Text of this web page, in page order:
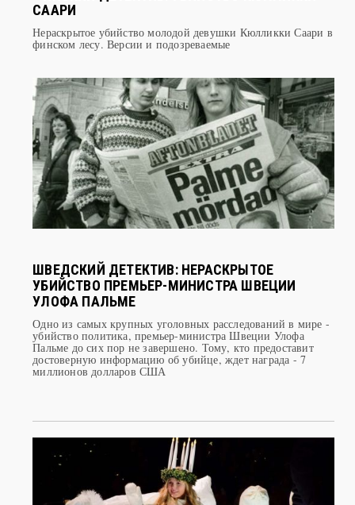
ФИНСКИЙ ДЕТЕКТИВ: УБИЙСТВО КЮЛЛИККИ
СААРИ
Нераскрытое убийство молодой девушки Кюлликки Саари в
ШВЕДСКИЙ ДЕТЕКТИВ: НЕРАСКРЫТОЕ
УБИЙСТВО ПРЕМЬЕР-МИНИСТРА ШВЕЦИИ
УЛОФА ПАЛЬМЕ
Одно из самых крупных уголовных расследований в мире -
убийство политика, премьер-министра Швеции Улофа
Пальме до сих пор не завершено. Тому, кто предоставит
достоверную информацию об убийце, ждет награда - 7